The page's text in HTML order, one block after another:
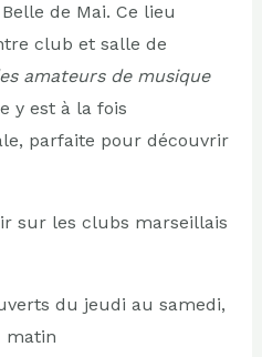
de Mai. Ce lieu
club et salle de
amateurs de musique
y est à la fois
parfaite pour découvrir
sur les clubs marseillais
du jeudi au samedi,
matin